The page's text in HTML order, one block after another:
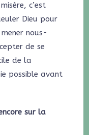
c’est
Dieu pour
nous-
de se
de la
possible avant
sur la